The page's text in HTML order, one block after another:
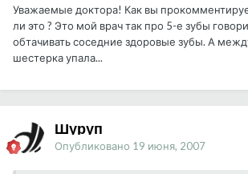
Уважаемые доктора! Как вы
ли это ? Это мой врач так про 5-е зубы
обтачивать соседние здоровые зубы. А
шестерка упала...
Шуруп
Опубликовано 19 июня, 2007